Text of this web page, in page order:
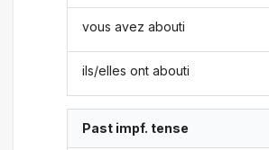
vous avez abouti
ils/elles ont abouti
Past impf. tense